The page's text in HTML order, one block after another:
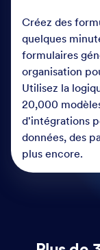
Créez des
quelques
formulaires
organisation
Utilisez la
20,000
d'intégrations
données, des
plus encore.